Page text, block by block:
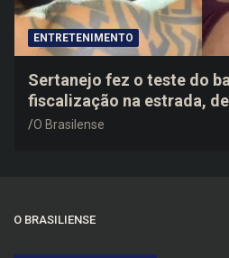
ENTRETENIMENTO
Sertanejo fez o teste do
fiscalização na estrada,
negativo e elogiou o
O Brasilense
O BRASILIENSE